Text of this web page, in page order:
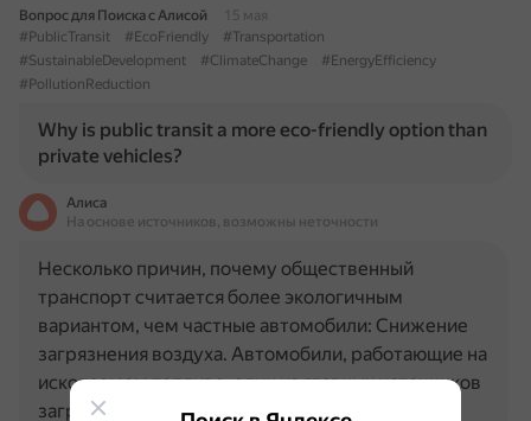
Вопрос для Поиска с Алисой
15 мая
#PublicTransit
#EcoFriendly
#Transportation
#SustainableDevelopment
#ClimateChange
#EnergyEfficiency
#PollutionReduction
Why is public transit a more eco-friendly option than
private vehicles?
Алиса
На основе источников, возможны неточности
Несколько причин, почему общественный
транспорт считается более экологичным
вариантом, чем частные автомобили: Снижение
загрязнения воздуха. Автомобили, работающие на
ископаемом топливе, один из главных источников
загрязнения воздуха. При…